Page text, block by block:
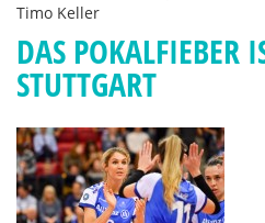
Timo Keller
DAS POKALFIEBER
STUTTGART